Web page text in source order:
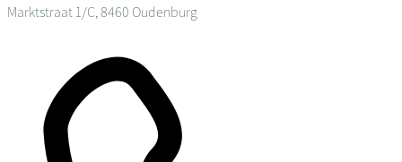
Marktstraat 1/C, 8460 Oudenburg